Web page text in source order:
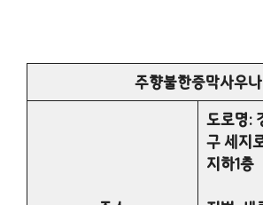
주향불한증막사우나
도로명:
구 세지
지하1층